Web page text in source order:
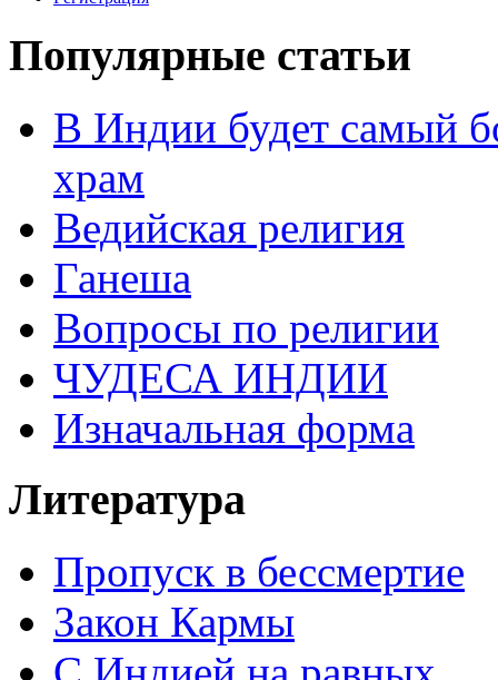
Популярные статьи
В Индии будет самый
храм
Ведийская религия
Ганеша
Вопросы по религии
ЧУДЕСА ИНДИИ
Изначальная форма
Литература
Пропуск в бессмертие
Закон Кармы